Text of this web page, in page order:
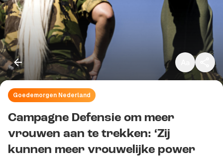
Standaard
Groot
Goedemorgen Nederland
Campagne Defensie om meer
vrouwen aan te trekken: ‘Zij
kunnen meer vrouwelijke power